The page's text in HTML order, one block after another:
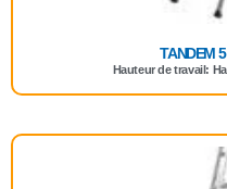
TANDEM
Hauteur de travail: